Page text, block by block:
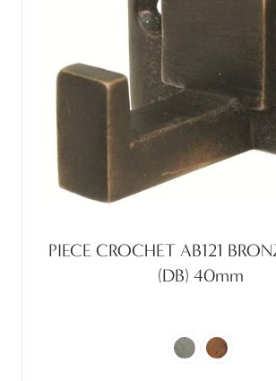
PIECE CROCHET AB121
(DB) 40mm